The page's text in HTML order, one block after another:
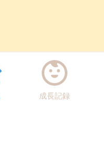
成長記録